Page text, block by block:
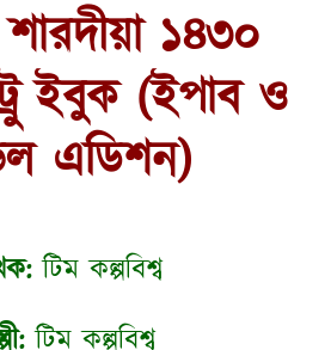
শারদীয়া ১৪৩০
ইবুক (ইপাব ও
এডিশন)
টিম কল্পবিশ্ব
টিম কল্পবিশ্ব